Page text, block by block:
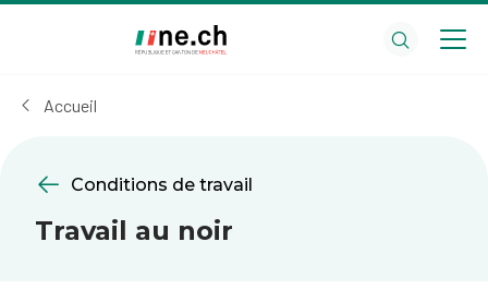
cookies
Accueil
Conditions de travail
Travail au noir